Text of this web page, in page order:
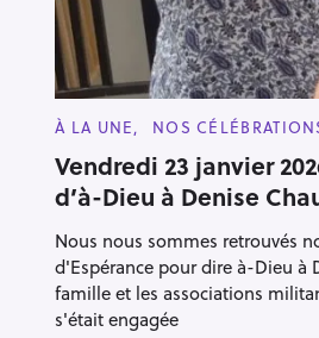
C
T
E
G
O
I
E
S
À LA UNE NOS
Vendredi 23 janvier
d’à-Dieu à Denise
Nous nous sommes retrouvés
d'Espérance pour dire à-Dieu à
famille et les associations
s'était engagée
R
c
h
e